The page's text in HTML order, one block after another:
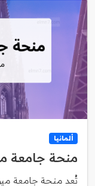
ألمانيا
منحة جامعة
تُعد منحة جامعة